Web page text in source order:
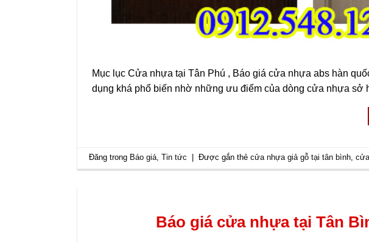
Mục lục Cửa nhựa tại Tân Phú , Báo giá cửa nhựa abs hàn
dụng khá phổ biến nhờ những ưu điểm của dòng cửa nhựa
Đăng trong Báo giá ,Tin tức Được gắn thẻcửa nhựa giả gỗ tại tân bình ,
Báo giá cửa nhựa tại Tân